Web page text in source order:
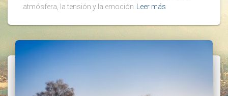
atmósfera, la tensión y la emoción
Leer más